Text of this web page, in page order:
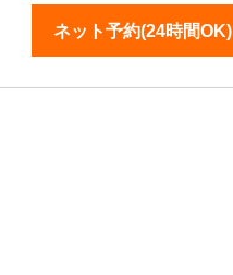
ネット予約(24時間OK)